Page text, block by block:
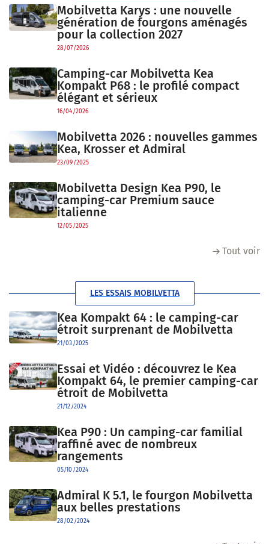
Mobilvetta Karys : une nouvelle
génération de fourgons aménagés
pour la collection 2027
28/07/2026
Camping-car Mobilvetta Kea
Kompakt P68 : le profilé compact
élégant et sérieux
16/04/2026
Mobilvetta 2026 : nouvelles gammes
Kea, Krosser et Admiral
23/09/2025
Mobilvetta Design Kea P90, le
camping-car Premium sauce
italienne
12/05/2025
Tout voir
LES ESSAIS MOBILVETTA
Kea Kompakt 64 : le camping-car
étroit surprenant de Mobilvetta
21/03/2025
Essai et Vidéo : découvrez le Kea
Kompakt 64, le premier camping-car
étroit de Mobilvetta
21/12/2024
Kea P90 : Un camping-car familial
raffiné avec de nombreux
rangements
05/10/2024
Admiral K 5.1, le fourgon Mobilvetta
aux belles prestations
28/02/2024